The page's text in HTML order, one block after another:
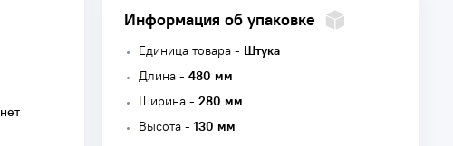
нет
Информация об упаковке
Единица товара - Штука
Длина - 480 мм
Ширина - 280 мм
Высота - 130 мм